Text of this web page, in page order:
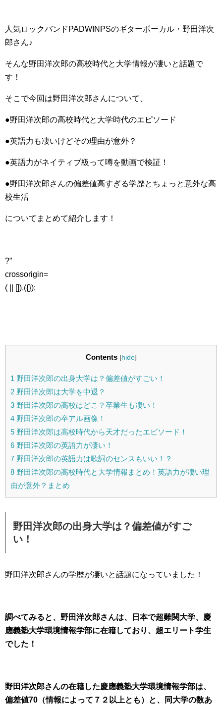
人気ロックバンドPADWINPSのギターボーカル・野田洋次
郎さん♪
そんな野田洋次郎の高校時代と大学情報が凄いと話題で
す！
そこで今回は野田洋次郎さんについて、
●野田洋次郎の高校時代と大学時代のエピソード
●英語力も凄いけどその理由が意外？
●英語力がネイティブ級って噂を動画で検証！
●野田洋次郎さんの偏差値高すぎる学歴とちょっと意外な高
校生活
についてまとめて紹介します！
?”
crossorigin=
( || []).({});
Contents [hide]
1 野田洋次郎の出身大学は？偏差値がすごい！
2 野田洋次郎は大学を中退？
3 野田洋次郎の高校はどこ？卒業生も凄い！
4 野田洋次郎の卒アル画像！
5 野田洋次郎は高校時代から天才だったエピソード！
6 野田洋次郎の英語力が凄い！
7 野田洋次郎の英語力は歌詞のセンスもいい！？
8 野田洋次郎の高校時代と大学情報まとめ！英語力が凄い理
由が意外？まとめ
野田洋次郎の出身大学は？偏差値がすご
い！
野田洋次郎さんの学歴が凄いと話題になっていました！
調べてみると、野田洋次郎さんは、日本で超難関大学、慶
應義塾大学環境情報学部に在籍しており、超エリート学生
でした！
野田洋次郎さんの在籍した慶應義塾大学環境情報学部は、
偏差値70（情報によって７２以上とも）と、同大学の数あ